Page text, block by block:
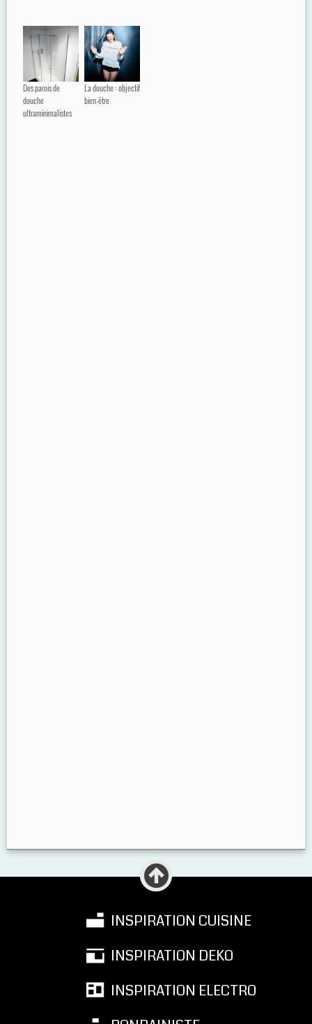
Des parois de
douche
ultraminimalistes
La douche : objectif
bien-être
INSPIRATION CUISINE
INSPIRATION DEKO
INSPIRATION ELECTRO